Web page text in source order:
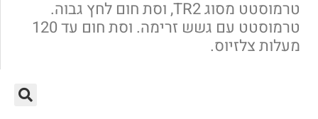
טרמוסטט מסוג TR2, וסת חום לחץ גבוה.
טרמוסטט עם גשש זרימה. וסת חום עד 120
מעלות צלזיוס.